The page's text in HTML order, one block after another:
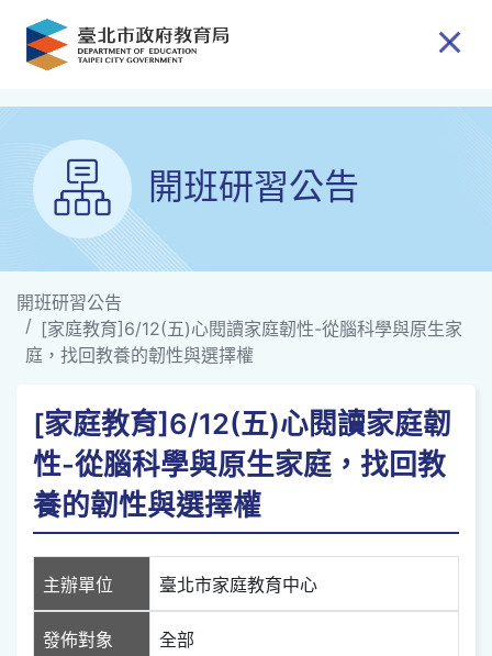
跳到主要內容
開班研習公告
開班研習公告
[家庭教育]6/12(五)心閱讀家庭韌性-從腦科學與原生家
庭，找回教養的韌性與選擇權
[家庭教育]6/12(五)心閱讀家庭韌
性-從腦科學與原生家庭，找回教
養的韌性與選擇權
主辦單位 臺北市家庭教育中心
發佈對象 全部